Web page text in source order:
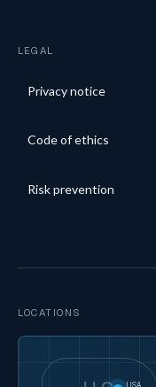
LEGAL
Privacy notice
Code of ethics
Risk prevention
LOCATIONS